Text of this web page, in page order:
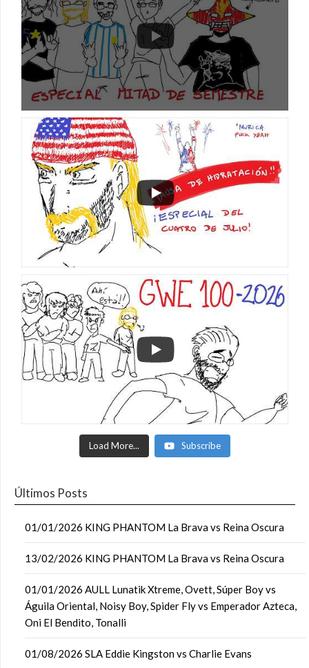
Load More... Subscribe
Últimos Posts
01/01/2026 KING PHANTOM La Brava vs Reina Oscura
13/02/2026 KING PHANTOM La Brava vs Reina Oscura
01/01/2026 AULL Lunatik Xtreme, Ovett, Súper Boy vs
Águila Oriental, Noisy Boy, Spider Fly vs Emperador Azteca,
Oni El Bendito, Tonalli
01/08/2026 SLA Eddie Kingston vs Charlie Evans